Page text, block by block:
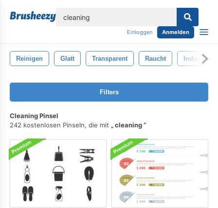
Einloggen Anmelden
Reinigen Glatt Transparent Raucht Industrie
Filters
Cleaning Pinsel
242 kostenlosen Pinseln, die mit
cleaning